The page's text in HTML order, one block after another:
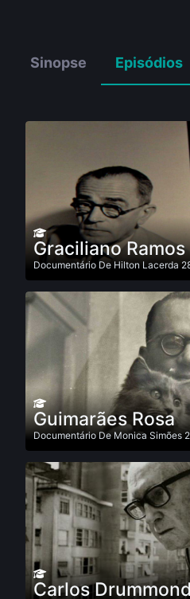
Sinopse Episódios
Graciliano Ramos
Documentário De Hilton Lacerda
Guimarães Rosa
DocumentárioDeMonica Simões
Carlos